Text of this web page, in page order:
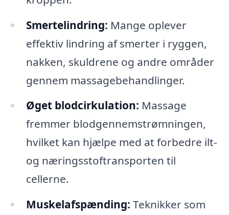
Smertelindring: Mange oplever
effektiv lindring af smerter i ryggen,
nakken, skuldrene og andre områder
gennem massagebehandlinger.
Øget blodcirkulation: Massage
fremmer blodgennemstrømningen,
hvilket kan hjælpe med at forbedre ilt-
og næringsstoftransporten til
cellerne.
Muskelafspænding: Teknikker som